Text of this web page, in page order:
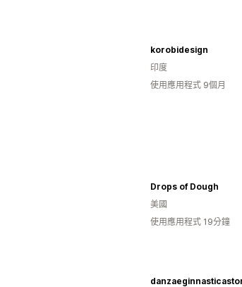
korobidesign
印度
使用應用程式 9個月
Drops of Dough
美國
使用應用程式 19分鐘